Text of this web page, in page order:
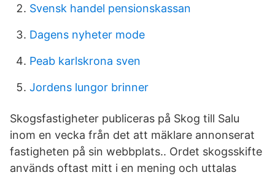
Svensk handel pensionskassan
Dagens nyheter mode
Peab karlskrona sven
Jordens lungor brinner
Skogsfastigheter publiceras på Skog till Salu
inom en vecka från det att mäklare annonserat
fastigheten på sin webbplats.. Ordet skogsskifte
används oftast mitt i en mening och uttalas